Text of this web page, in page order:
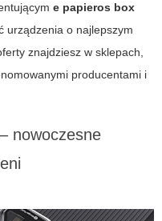
e papieros box
urządzenia o najlepszym
znajdziesz w sklepach,
producentami i
– nowoczesne